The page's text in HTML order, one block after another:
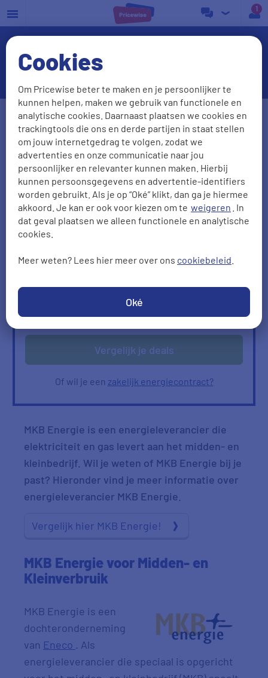
Cookies
Om Pricewise beter te maken en je persoonlijker te
kunnen helpen, maken we gebruik van functionele en
analytische cookies. Daarnaast plaatsen we cookies en
trackingtools die ons en derde partijen in staat stellen
om jouw internetgedrag te volgen, zodat we
advertenties en onze communicatie naar jou
persoonlijker en relevanter kunnen maken. Hierbij
kunnen persoonsgegevens en advertentie-identifiers
worden gebruikt. Als je op “Oké” klikt, dan ga je hiermee
akkoord. Je kan er ook voor kiezen om te weigeren . In
dat geval plaatsen we alleen functionele en analytische
cookies.
Meer weten? Lees hier meer over ons cookiebeleid
Oké
a
MKB Energie
Postcode Huisnr. + Toev.
Huidige leverancier
Aantal personen
1
2000kWh/jr 950m3/jr
Zonnepanelen
Vergelijk je deals
Of wil je een zakelijk energiecontract?
ophalen
MKB Energie is een energieleverancier die
elektriciteit en gas levert aan het midden- en
kleinbedrijf. Wil je weten of MKB Energie bij je
past? Hieronder vind je meer informatie over
energieleverancier MKB Energie.
Vergelijk hier MKB Energie!
MKB Energie voor Midden- en
Kleinverbruik
MKB Energie is een
dochteronderneming
van Eneco . Als
energieleverancier die speciaal is opgericht